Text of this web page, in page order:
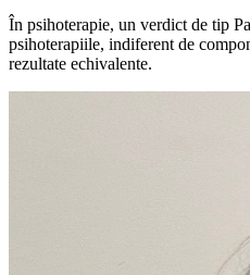
În psihoterapie, un verdict de tip
psihoterapiile, indiferent de
rezultate echivalente.